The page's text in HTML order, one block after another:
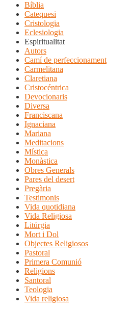
Bíblia
Catequesi
Cristologia
Eclesiologia
Espiritualitat
Autors
Camí de perfeccionament
Carmelitana
Claretiana
Cristocéntrica
Devocionaris
Diversa
Franciscana
Ignaciana
Mariana
Meditacions
Mística
Monàstica
Obres Generals
Pares del desert
Pregària
Testimonis
Vida quotidiana
Vida Religiosa
Litúrgia
Mort i Dol
Objectes Religiosos
Pastoral
Primera Comunió
Religions
Santoral
Teologia
Vida religiosa